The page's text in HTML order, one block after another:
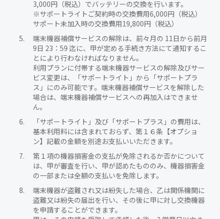
3,000円（税込）でバッテリーの交換を行います。
※サポートライトご契約時の交換費用6,000円（税込）
サポート未加入時の交換費用19,800円（税込）
端末機器補償サービスの解除は、前々月の 11日から前月
9日 23：59 迄に、甲が定める手続き方法にて通知するこ
とにより行わなければなりません。
利用プランに付帯する端末機器サービスの解除及びサー
ビス変更は、「サポートライト」から「サポートプラ
ス」にのみ可能です。端末機器補償サービスを解除した
場合は、端末機器補償サービスへの再加入はできませ
ん。
「サポートライト」及び「サポートプラス」の費用は、
基本利用料には含まれておらず、第１６条【オプショ
ン】記載の金額を別途お支払いいただきます。
第１項の機器損害金の支払が免除されるか否かについて
は、甲が審査を行い、甲が認めたもののみ、機器損害金
の一部または全額の支払いを免除します。
端末機器が盗難され又は紛失した場合、乙は関係機関に
盗難又は紛失の届出を行い、その後に甲に対し交換機器
を申請することができます。